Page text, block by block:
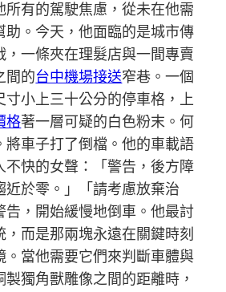
所有的駕駛焦慮，從未在他需
助。今天，他面臨的是城市傳
，一條夾在理髮店與一間專賣
間的台中機場接送窄巷。一個
寸小上三十公分的停車格，上
格著一層可疑的白色粉末。何
將車子打了倒檔。他的車載語
不快的女聲：「警告，後方障
近於零。」「請考慮放棄治
告，開始緩慢地倒車。他最討
，而是那兩塊永遠在關鍵時刻
。當他需要它們來判斷車體與
獨角獸雕像之間的距離時，